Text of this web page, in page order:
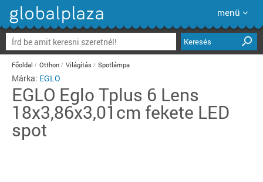
menü
Keresés
Főoldal Otthon Világítás Spotlámpa
Márka: EGLO
EGLO Eglo Tplus 6 Lens
18x3,86x3,01cm fekete LED
spot